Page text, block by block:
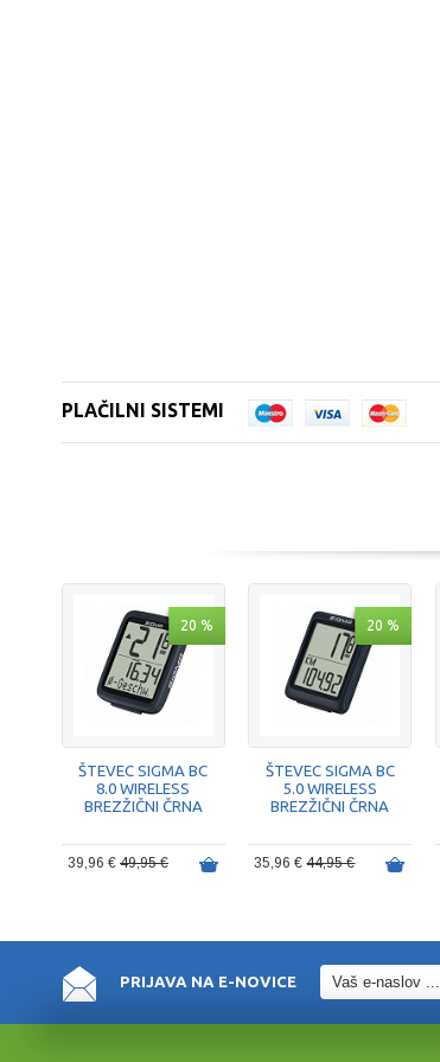
PLAČILNI SISTEMI
20 %
ŠTEVEC SIGMA BC
8.0 WIRELESS
BREZŽIČNI ČRNA
39,96 € 49,95 €
20 %
ŠTEVEC SIGMA BC
5.0 WIRELESS
BREZŽIČNI ČRNA
35,96 €44,95 €
PRIJAVA NA E-NOVICE